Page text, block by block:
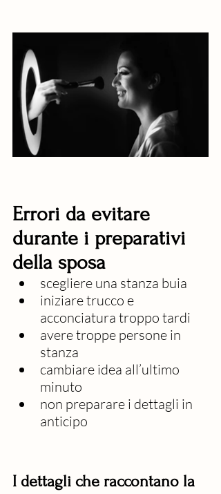
Errori da evitare
durante i preparativi
della sposa
scegliere una stanza buia
iniziare trucco e
acconciatura troppo tardi
avere troppe persone in
stanza
cambiare idea all’ultimo
minuto
non preparare i dettagli in
anticipo
I dettagli che raccontano la